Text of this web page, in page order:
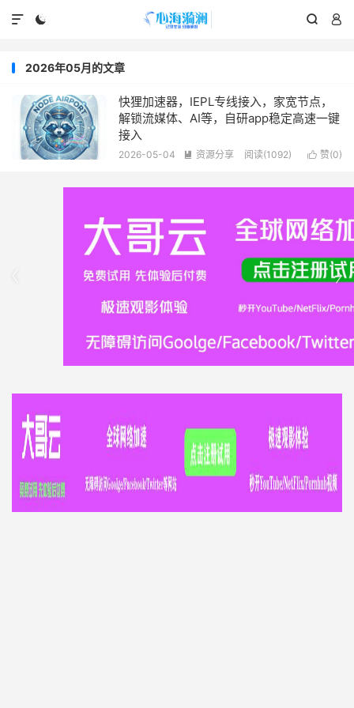
  

2026年05月的文章
快狸加速器，IEPL专线接入，家宽节点，
解锁流媒体、AI等，自研app稳定高速一键
接入
 赞(0)
2026-05-04  资源分享 阅读(1092)
